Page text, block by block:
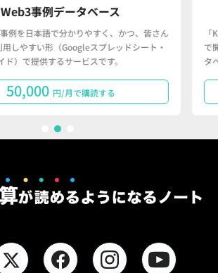
Web3事例データベース
例を日本語で分かりやすく、かつ、皆さん
しやすい形（Googleスプレッドシート・
ド）で提供するサービスです。
50,000 円/月で購読する
で
タ